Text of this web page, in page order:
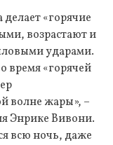
«горячие
возрастают и
ударами.
время «горячей
волне жары», –
Энрике Вивони.
всю ночь, даже